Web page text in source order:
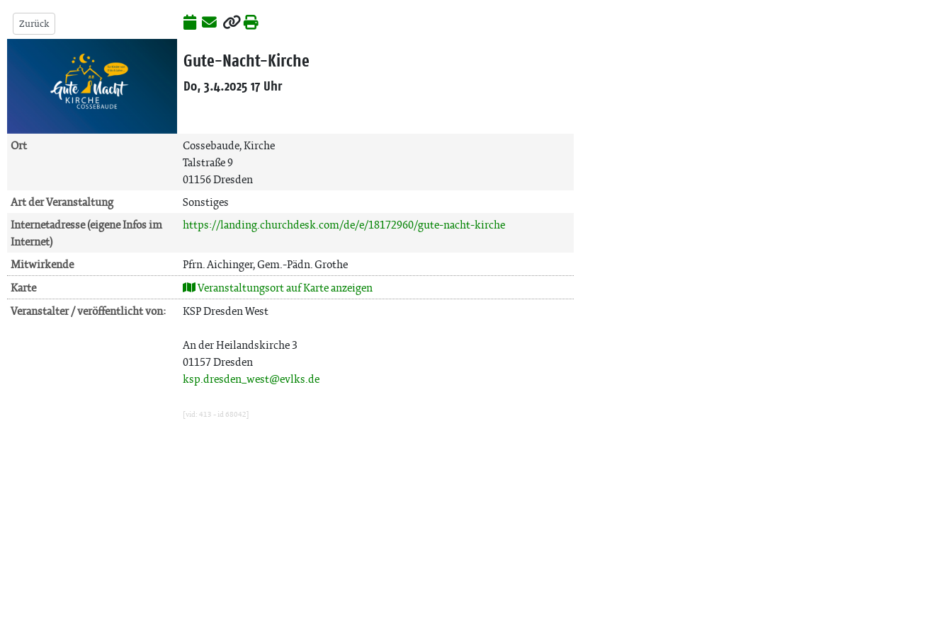
Zurück
Gute-Nacht-Kirche
Do, 3.4.2025 17 Uhr
Ort
Cossebaude, Kirche
Talstraße 9
01156 Dresden
Art der Veranstaltung
Sonstiges
Internetadresse (eigene Infos im
Internet)
https://landing.churchdesk.com/de/e/18172960/gute-nacht-kirche
Mitwirkende
Pfrn. Aichinger, Gem.-Pädn. Grothe
Karte
Veranstaltungsort auf Karte anzeigen
Veranstalter / veröffentlicht von:
KSP Dresden West
An der Heilandskirche 3
01157 Dresden
ksp.dresden_west@evlks.de
[vid: 413 - id 68042]